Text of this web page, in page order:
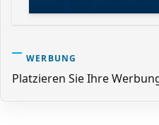
WERBUNG
Platzieren Sie Ihre